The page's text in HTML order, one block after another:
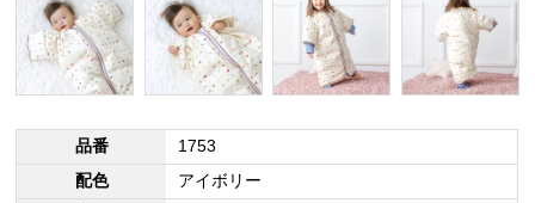
品番
1753
配色
アイボリー